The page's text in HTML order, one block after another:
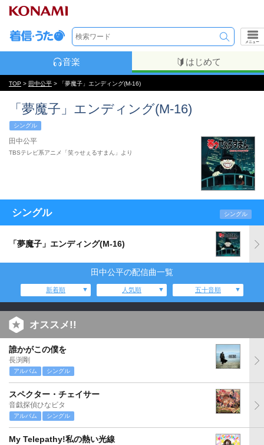
メニュー
音楽 はじめて
TOP > 田中公平 > 「夢魔子」エンディング(M-16)
「夢魔子」エンディング(M-16)
シングル
田中公平
TBSテレビ系アニメ「笑ゥせぇるすまん」より
シングル シングル
「夢魔子」エンディング(M-16)
田中公平の配信曲一覧
新着順 人気順 五十音順
オススメ!!
誰かがこの僕を
長渕剛
アルバム シングル
スペクター・チェイサー
音戯探偵ひなビタ
アルバム シングル
My Telepathy!私の熱い光線